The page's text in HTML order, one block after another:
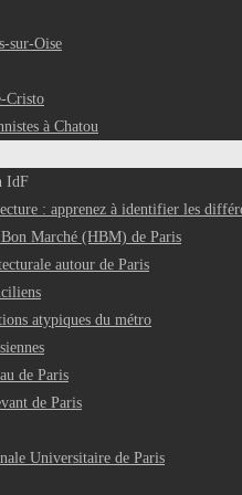
sur-Oise
Cristo
à Chatou
IdF
: apprenez à identifier les
Marché (HBM) de Paris
autour de Paris
atypiques du métro
de Paris
de Paris
Universitaire de Paris